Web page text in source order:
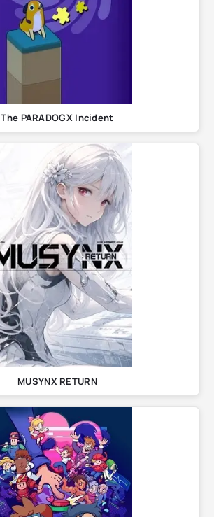
The PARADOGX Incident
MUSYNX RETURN